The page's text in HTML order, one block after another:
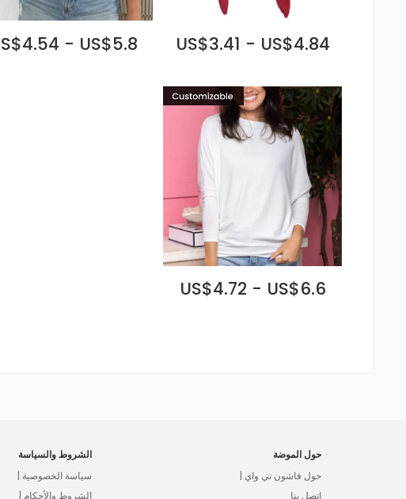
US$3.41 - US$4.84
- US$5.8
US$4.72 - US$6.6
حول الموضة
حول فاشون تي واي |
اتصل بنا
الشروط والسياسة
سياسة الخصوصية |
الشروط والأحكام |